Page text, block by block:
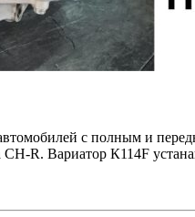
с полным и
R. Вариатор К114F